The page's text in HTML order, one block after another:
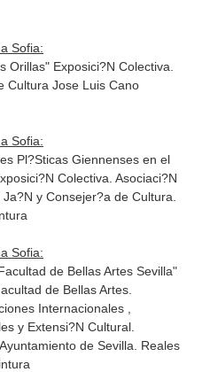
Sofia:
Orillas" Exposici?N Colectiva.
Cultura Jose Luis Cano
Sofia:
Pl?Sticas Giennenses en el
Colectiva. Asociaci?N
y Consejer?a de Cultura.
Sofia:
de Bellas Artes Sevilla"
de Bellas Artes.
Internacionales ,
y Extensi?N Cultural.
de Sevilla. Reales